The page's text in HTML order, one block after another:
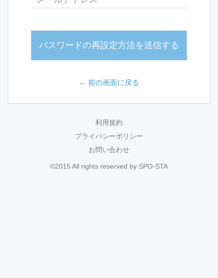
パスワードの再設定方法を送信する
← 前の画面に戻る
利用規約
プライバシーポリシー
お問い合わせ
©2015 All rights reserved by SPO-STA